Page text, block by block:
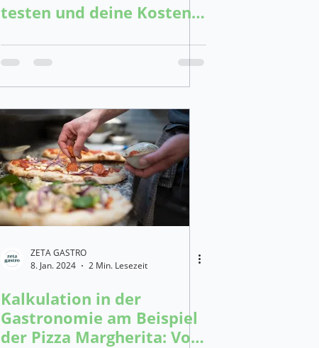
testen und deine Kosten
ZETA GASTRO
8. Jan. 2024
2 Min. Lesezeit
Kalkulation in der
Gastronomie am Beispiel
der Pizza Margherita: Von